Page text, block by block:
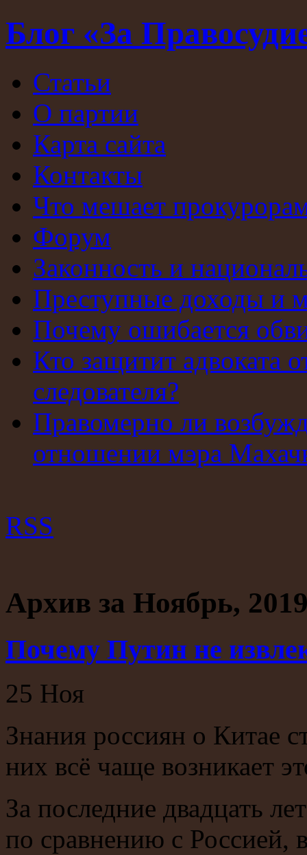
Блог «За
Статьи
О партии
Карта сайта
Контакты
Что мешает
Форум
Законность и
Преступные доходы и
Почему ошибается
Кто защитит адвоката
следователя?
Правомерно ли
отношении мэра
RSS
Архив за Ноябрь,
Почему Путин не
25 Ноя
Знания россиян о Китае
них всё чаще возникает
За последние двадцать
по сравнению с Россией,